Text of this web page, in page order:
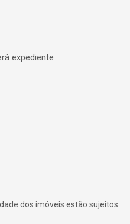
expediente
dos imóveis estão sujeitos